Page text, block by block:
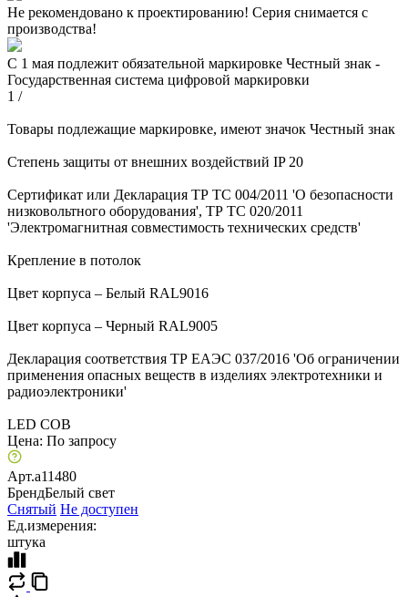
Не рекомендовано к проектированию! Серия снимается с
производства!
C 1 мая подлежит обязательной маркировке Честный знак -
Государственная система цифровой маркировки
1 /
Товары подлежащие маркировке, имеют значок Честный знак
Степень защиты от внешних воздействий IP 20
Сертификат или Декларация ТР ТС 004/2011 'О безопасности
низковольтного оборудования', ТР ТС 020/2011
'Электромагнитная совместимость технических средств'
Крепление в потолок
Цвет корпуса – Белый RAL9016
Цвет корпуса – Черный RAL9005
Декларация соответствия ТР ЕАЭС 037/2016 'Об ограничении
применения опасных веществ в изделиях электротехники и
радиоэлектроники'
LED COB
Цена: По запросу
Арт.a11480
БрендБелый свет
Снятый Не доступен
Ед.измерения:
штука